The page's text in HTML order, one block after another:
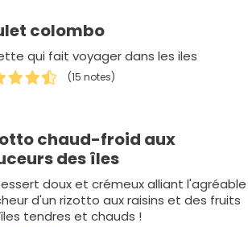
colombo
qui fait voyager dans les iles
(15 notes)
chaud-froid aux
des îles
doux et crémeux alliant l'agréable
d'un rizotto aux raisins et des fruits
tendres et chauds !